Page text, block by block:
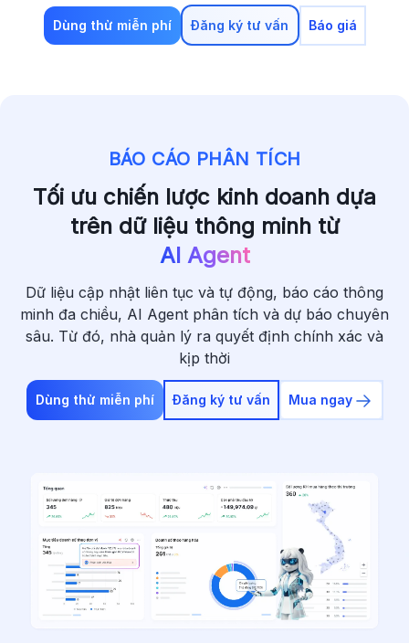
Dùng thử miễn phí Đăng ký tư vấn Báo giá
BÁO CÁO PHÂN TÍCH
Tối ưu chiến lược kinh doanh dựa
trên dữ liệu thông minh từ
AI Agent
Dữ liệu cập nhật liên tục và tự động, báo cáo thông
minh đa chiều, AI Agent phân tích và dự báo chuyên
sâu. Từ đó, nhà quản lý ra quyết định chính xác và
kịp thời
Dùng thử miễn phí Đăng ký tư vấn Mua ngay